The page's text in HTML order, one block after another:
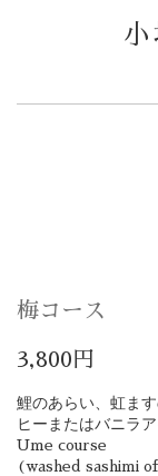
梅コース
3,800円
鯉のあらい、虹ます
ヒーまたはバニラ
Ume course
(washed sashimi